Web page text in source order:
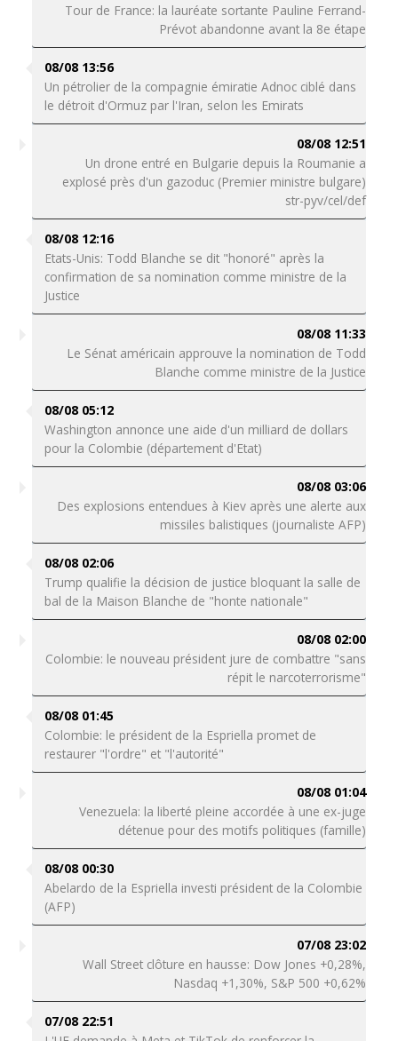
Tour de France: la lauréate sortante Pauline Ferrand-
Prévot abandonne avant la 8e étape
08/08 13:56
Un pétrolier de la compagnie émiratie Adnoc ciblé dans
le détroit d'Ormuz par l'Iran, selon les Emirats
08/08 12:51
Un drone entré en Bulgarie depuis la Roumanie a
explosé près d'un gazoduc (Premier ministre bulgare)
str-pyv/cel/def
08/08 12:16
Etats-Unis: Todd Blanche se dit "honoré" après la
confirmation de sa nomination comme ministre de la
Justice
08/08 11:33
Le Sénat américain approuve la nomination de Todd
Blanche comme ministre de la Justice
08/08 05:12
Washington annonce une aide d'un milliard de dollars
pour la Colombie (département d'Etat)
08/08 03:06
Des explosions entendues à Kiev après une alerte aux
missiles balistiques (journaliste AFP)
08/08 02:06
Trump qualifie la décision de justice bloquant la salle de
bal de la Maison Blanche de "honte nationale"
08/08 02:00
Colombie: le nouveau président jure de combattre "sans
répit le narcoterrorisme"
08/08 01:45
Colombie: le président de la Espriella promet de
restaurer "l'ordre" et "l'autorité"
08/08 01:04
Venezuela: la liberté pleine accordée à une ex-juge
détenue pour des motifs politiques (famille)
08/08 00:30
Abelardo de la Espriella investi président de la Colombie
(AFP)
07/08 23:02
Wall Street clôture en hausse: Dow Jones +0,28%,
Nasdaq +1,30%, S&P 500 +0,62%
07/08 22:51